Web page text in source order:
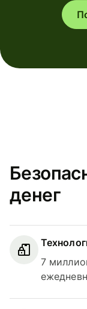
денег
7